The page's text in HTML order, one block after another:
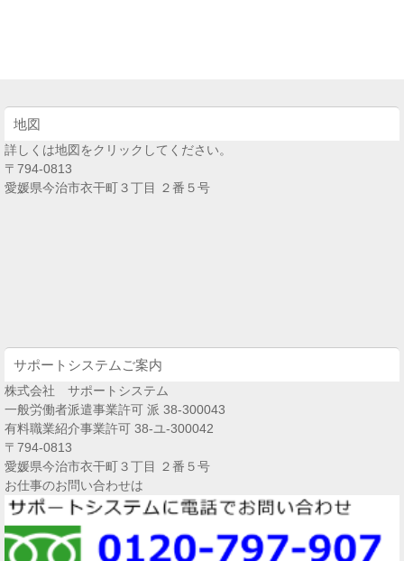
地図
詳しくは地図をクリックしてください。
〒794-0813
愛媛県今治市衣干町３丁目 ２番５号
サポートシステムご案内
株式会社 サポートシステム
一般労働者派遣事業許可 派 38-300043
有料職業紹介事業許可 38-ユ-300042
〒794-0813
愛媛県今治市衣干町３丁目 ２番５号
お仕事のお問い合わせは